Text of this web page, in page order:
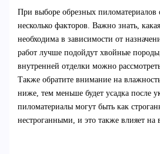
При выборе обрезных пиломатериалов
несколько факторов. Важно знать,
необходима в зависимости от
работ лучше подойдут хвойные
внутренней отделки можно
Также обратите внимание на
ниже, тем меньше будет усадка после
пиломатериалы могут быть как
нестроганными, и это также влияет на